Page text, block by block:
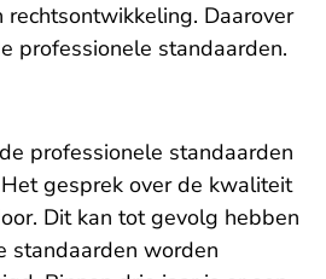
rechtsontwikkeling. Daarover
professionele standaarden.
professionele standaarden
gesprek over de kwaliteit
Dit kan tot gevolg hebben
standaarden worden